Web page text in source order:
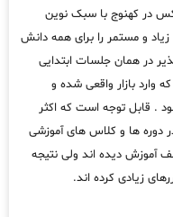
در کهنوج با سبک نوین
و مستمر را برای همه دانش
در همان جلسات ابتدایی
وارد بازار واقعی شده و
. قابل توجه است که اکثر
دوره ها و کلاس های آموزشی
آموزش دیده اند ولی نتیجه
زیادی کرده اند.